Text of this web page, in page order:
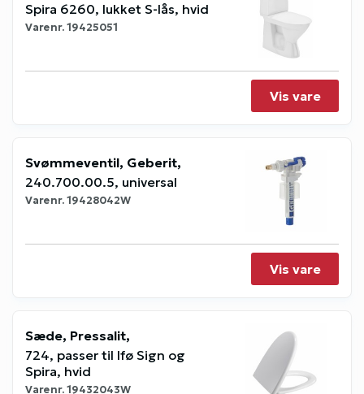
Spira 6260, lukket S-lås, hvid
Varenr.19425051
Vis vare
Svømmeventil, Geberit,
240.700.00.5, universal
Varenr.19428042W
Vis vare
Sæde, Pressalit,
724, passer til Ifø Sign og
Spira, hvid
Varenr.19432043W